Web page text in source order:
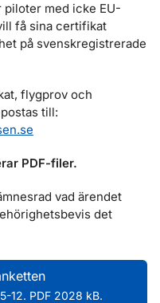
piloter med icke EU-
få sina certifikat
på svenskregistrerade
flygprov och
till:
PDF-filer.
vad ärendet
det
12. PDF 2028 kB.